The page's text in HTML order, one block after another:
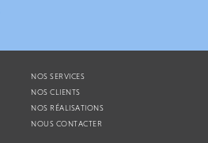
NOS SERVICES
NOS CLIENTS
NOS RÉALISATIONS
NOUS CONTACTER